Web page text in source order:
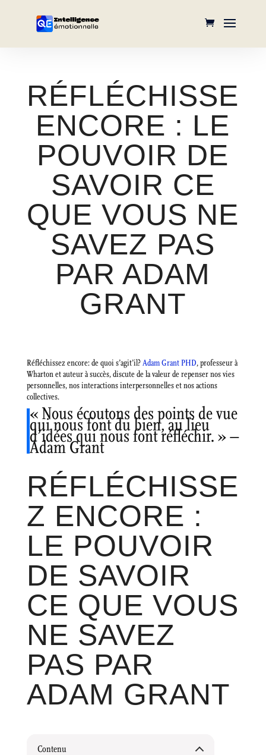
RÉFLÉCHISSEZ
ENCORE : LE
POUVOIR DE
SAVOIR CE
QUE VOUS NE
SAVEZ PAS
PAR ADAM
GRANT
Réfléchissez encore: de quoi s’agit’il?Adam Grant PHD, professeur à
Wharton et auteur à succès, discute de la valeur de repenser nos vies
personnelles, nos interactions interpersonnelles et nos actions
collectives.
« Nous écoutons des points de vue
qui nous font du bien, au lieu
d’idées qui nous font réfléchir. » –
Adam Grant
RÉFLÉCHISSE
Z ENCORE :
LE POUVOIR
DE SAVOIR
CE QUE VOUS
NE SAVEZ
PAS PAR
ADAM GRANT
Contenu